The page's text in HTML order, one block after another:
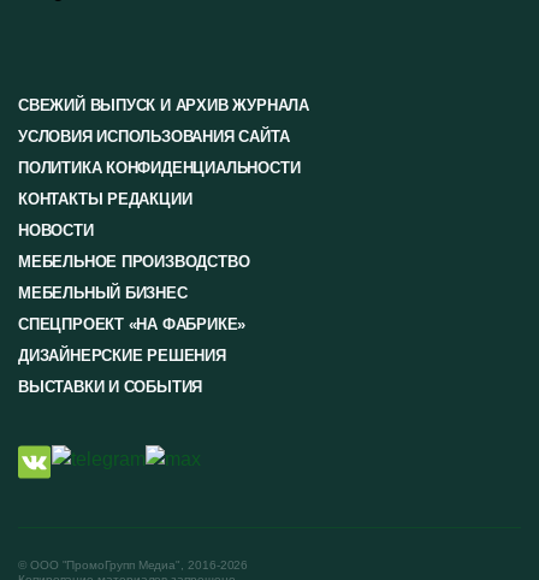
© ООО "ПромоГрупп Медиа", 2016-2026
СВЕЖИЙ ВЫПУСК И АРХИВ ЖУРНАЛА
УСЛОВИЯ ИСПОЛЬЗОВАНИЯ САЙТА
ПОЛИТИКА КОНФИДЕНЦИАЛЬНОСТИ
КОНТАКТЫ РЕДАКЦИИ
НОВОСТИ
МЕБЕЛЬНОЕ ПРОИЗВОДСТВО
МЕБЕЛЬНЫЙ БИЗНЕС
СПЕЦПРОЕКТ «НА ФАБРИКЕ»
ДИЗАЙНЕРСКИЕ РЕШЕНИЯ
ВЫСТАВКИ И СОБЫТИЯ